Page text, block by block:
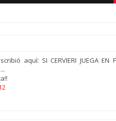
aquí: SI CERVIERI JUEGA EN